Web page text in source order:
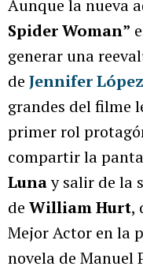
Aunque la nueva
Spider Woman”
generar una
de Jennifer López
grandes del filme
primer rol
compartir la
Lunay salir de la
de William Hurt,
Mejor Actor en la
novela de Manuel